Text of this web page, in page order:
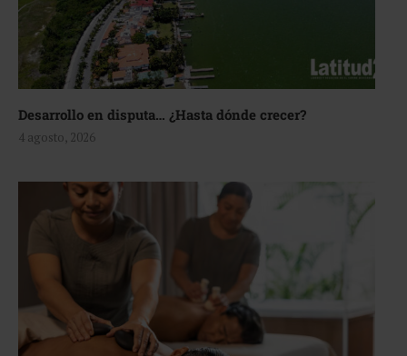
Desarrollo en disputa… ¿Hasta dónde crecer?
4 agosto, 2026